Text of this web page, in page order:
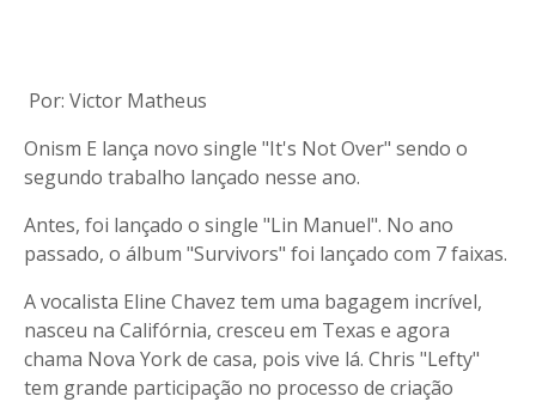
Por: Victor Matheus
Onism E lança novo single "It's Not Over" sendo o
segundo trabalho lançado nesse ano.
Antes, foi lançado o single "Lin Manuel". No ano
passado, o álbum "Survivors" foi lançado com 7 faixas.
A vocalista Eline Chavez tem uma bagagem incrível,
nasceu na Califórnia, cresceu em Texas e agora
chama Nova York de casa, pois vive lá. Chris "Lefty"
tem grande participação no processo de criação